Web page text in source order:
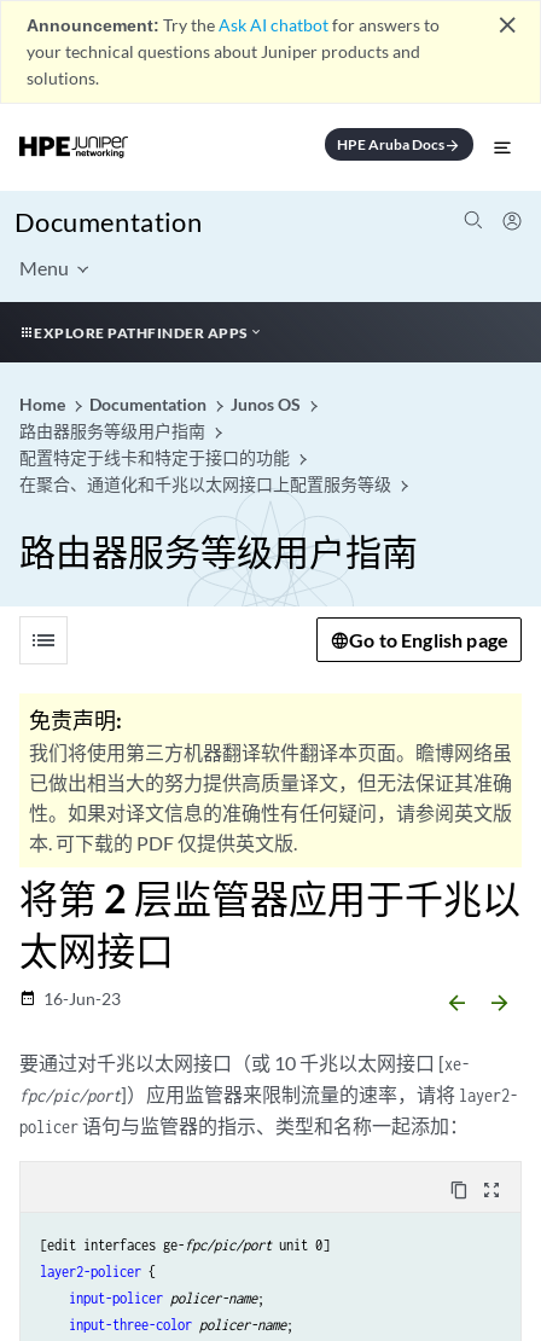
Announcement: Try theAsk AI chatbotfor answers to
your technical questions about Juniper products and
solutions.
close
HPE Aruba Docsarrow_forward
Documentation
Menu
EXPLORE PATHFINDER APPS
Home Documentation
Junos OS
路由器服务等级用户指南
配置特定于线卡和特定于接口的功能
在聚合、通道化和千兆以太网接口上配置服务等级
路由器服务等级用户指南
list Go to English page
免责声明:
我们将使用第三方机器翻译软件翻译本页面。瞻博网络虽
已做出相当大的努力提供高质量译文，但无法保证其准确
性。如果对译文信息的准确性有任何疑问，请参阅英文版
本. 可下载的 PDF 仅提供英文版.
将第 2 层监管器应用于千兆以
太网接口
date_range 16-Jun-23 arrow_backward arrow_forward
要通过对千兆以太网接口（或 10 千兆以太网接口 [xe-
fpc/pic/port]）应用监管器来限制流量的速率，请将 layer2-
policer语句与监管器的指示、类型和名称一起添加：
content_copy zoom_out_map
[edit interfaces ge- fpc/pic/port
layer2-policer {
input-policer policer-name;
input-three-color policer-name;